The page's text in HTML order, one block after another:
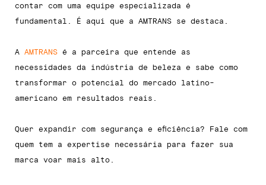
contar com uma equipe especializada é
fundamental. É aqui que a AMTRANS se destaca.
A AMTRANS é a parceira que entende as
necessidades da indústria de beleza e sabe como
transformar o potencial do mercado latino-
americano em resultados reais.
Quer expandir com segurança e eficiência? Fale com
quem tem a expertise necessária para fazer sua
marca voar mais alto.